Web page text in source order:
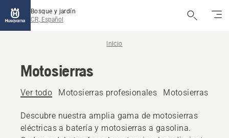
Bosque y jardín
CR, Español
Inicio
Motosierras
Ver todo Motosierras profesionales Motosierras
Descubre nuestra amplia gama de motosierras
eléctricas a batería y motosierras a gasolina.